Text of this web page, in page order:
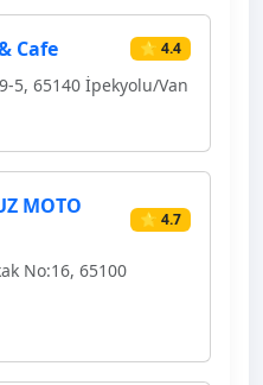
Cafe ⭐ 4.4
5, 65140 İpekyolu/Van
MOTO
⭐ 4.7
No:16, 65100